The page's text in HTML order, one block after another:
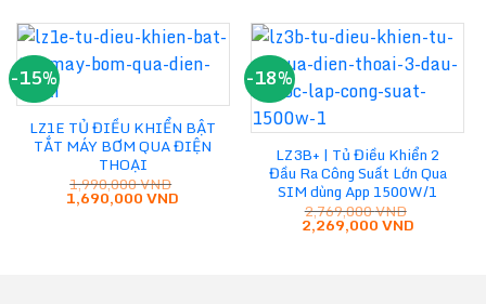
2,990,000 VND. 7,790,000
-15%
LZ1E TỦ ĐIỀU KHIỂN BẬT
TẮT MÁY BƠM QUA ĐIỆN
THOẠI
1,990,000VND
Giá
gốc
1,690,000VND
-18%
LZ3B+ | Tủ Điều Khiển 2
Đầu Ra Công Suất Lớn Qua
SIM dùng App 1500W/1
2,769,000VND
Giá
gốc
2,269,000VNDGiá